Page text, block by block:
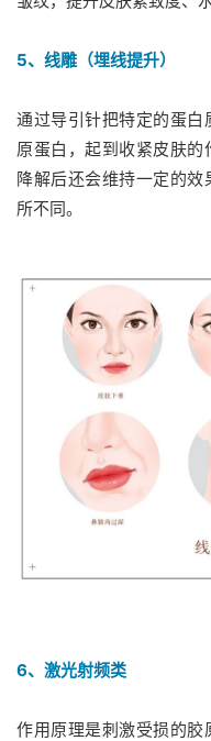
5、线雕（埋线提升）
通过导引针把特定的蛋
原蛋白，起到收紧皮肤的
降解后还会维持一定的
所不同。
6、激光射频类
作用原理是刺激受损的